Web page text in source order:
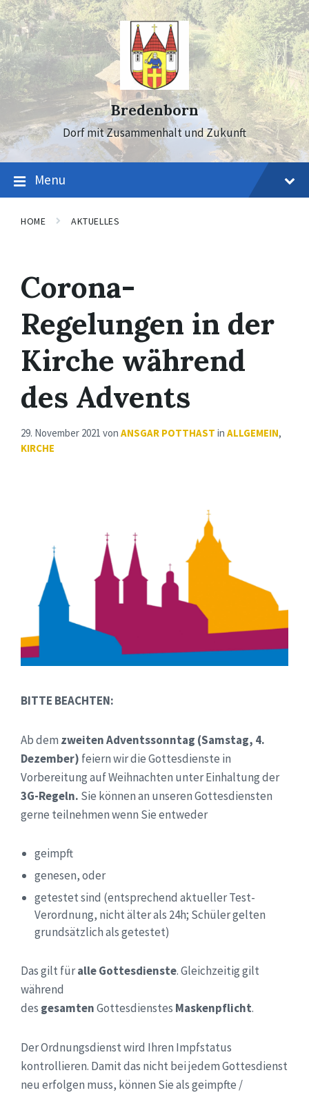
Skip
to
content
Skip
to
main
navigation
Skip
to
footer
Bredenborn
Dorf mit Zusammenhalt und Zukunft
Menu
HOME AKTUELLES
Corona-
Regelungen in der
Kirche während
des Advents
29. November 2021 von ANSGAR POTTHAST in ALLGEMEIN,
KIRCHE
BITTE BEACHTEN:
Ab dem zweiten Adventssonntag (Samstag, 4.
Dezember) feiern wir die Gottesdienste in
Vorbereitung auf Weihnachten unter Einhaltung der
3G-Regeln. Sie können an unseren Gottesdiensten
gerne teilnehmen wenn Sie entweder
geimpft
genesen, oder
getestet sind (entsprechend aktueller Test-
Verordnung, nicht älter als 24h; Schüler gelten
grundsätzlich als getestet)
Das gilt füralle Gottesdienste. Gleichzeitig gilt
während
des gesamtenGottesdienstes Maskenpflicht.
Der Ordnungsdienst wird Ihren Impfstatus
kontrollieren. Damit das nicht bei jedem Gottesdienst
neu erfolgen muss, können Sie als geimpfte /